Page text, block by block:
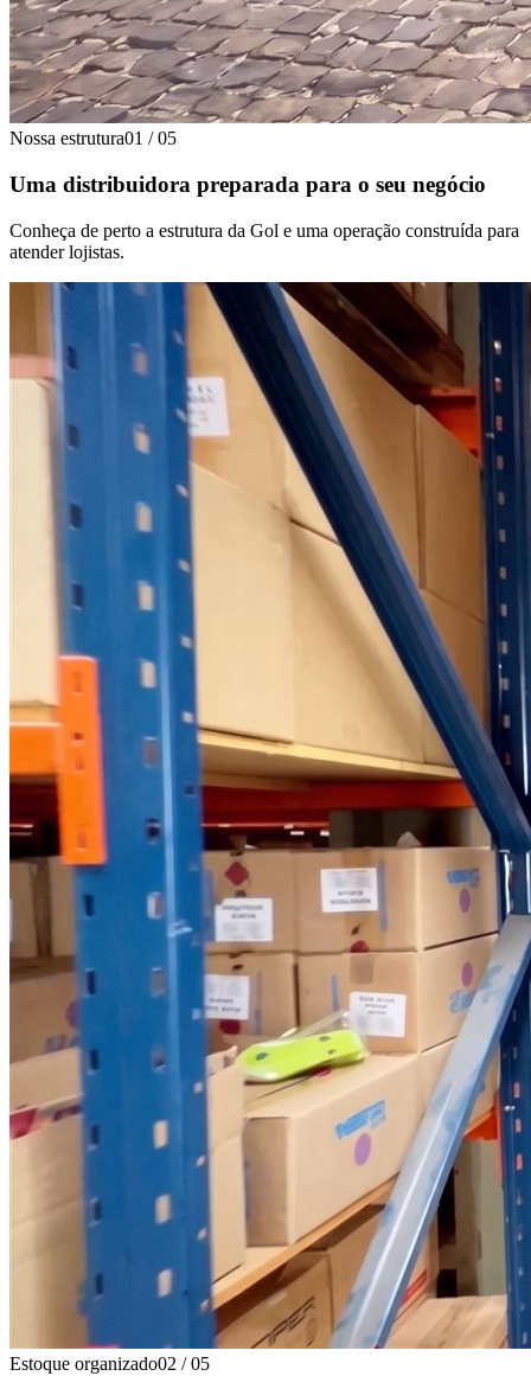
Nossa estrutura01 / 05
Uma distribuidora preparada para o seu negócio
Conheça de perto a estrutura da Gol e uma operação construída para
atender lojistas.
Estoque organizado02 / 05